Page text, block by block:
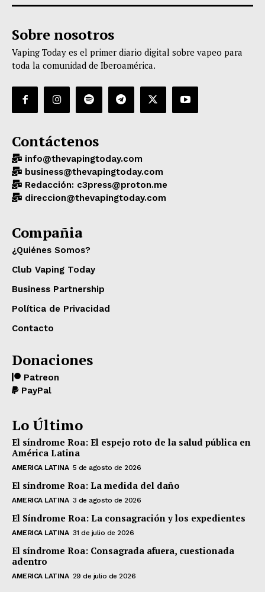
Sobre nosotros
Vaping Today es el primer diario digital sobre vapeo para
toda la comunidad de Iberoamérica.
Contáctenos
info@thevapingtoday.com
business@thevapingtoday.com
Redacción: c3press@proton.me
direccion@thevapingtoday.com
Compañia
¿Quiénes Somos?
Club Vaping Today
Business Partnership
Política de Privacidad
Contacto
Donaciones
Patreon
PayPal
Lo Último
El síndrome Roa: El espejo roto de la salud pública en
América Latina
AMERICA LATINA 5 de agosto de 2026
El síndrome Roa: La medida del daño
AMERICA LATINA 3 de agosto de 2026
El Síndrome Roa: La consagración y los expedientes
AMERICA LATINA 31 de julio de 2026
El síndrome Roa: Consagrada afuera, cuestionada
adentro
AMERICA LATINA 29 de julio de 2026